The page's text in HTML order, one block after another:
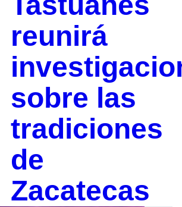
reunirá
sobre las
tradiciones
de
Zacatecas